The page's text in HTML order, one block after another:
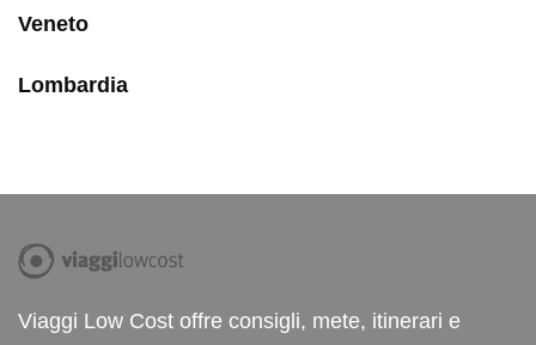
Veneto
Lombardia
Viaggi Low Cost offre consigli, mete, itinerari e